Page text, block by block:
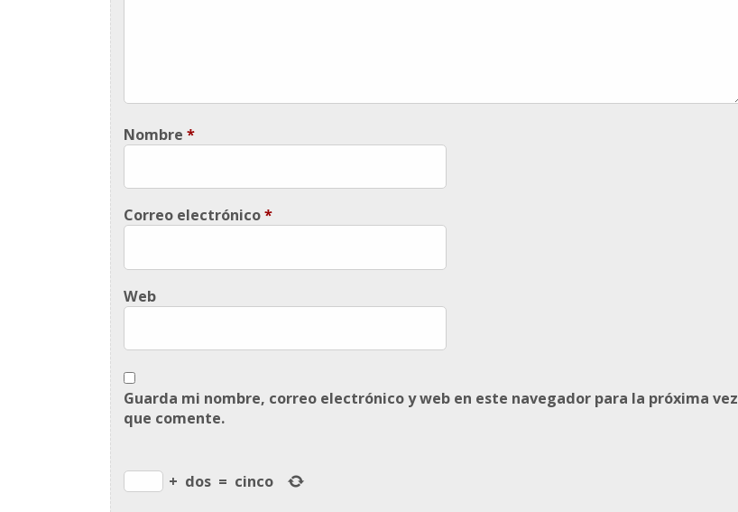
Nombre*
Correo electrónico*
Web
Guarda mi nombre, correo electrónico y web en este navegador para la próxima vez
que comente.
+ dos = cinco